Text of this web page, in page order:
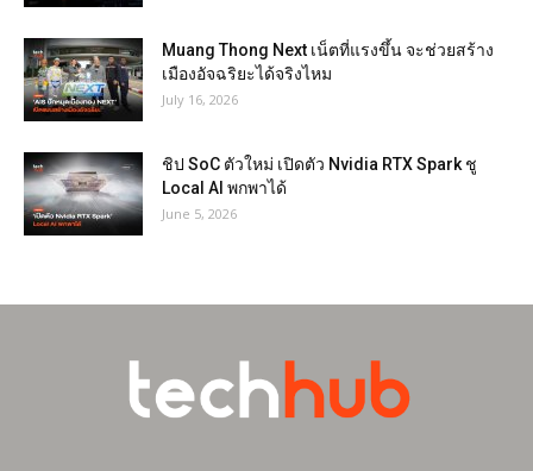
Muang Thong Next เน็ตที่แรงขึ้น จะช่วยสร้าง
เมืองอัจฉริยะได้จริงไหม
July 16, 2026
ชิป SoC ตัวใหม่ เปิดตัว Nvidia RTX Spark ชู
Local AI พกพาได้
June 5, 2026